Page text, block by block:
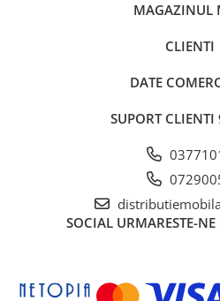
MAGAZINUL
CLIENTI
DATE
SUPORT CLIENTI
SOCIAL URMARESTE-